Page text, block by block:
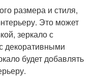
размера и стиля,
Это может
зеркало с
декоративными
будет добавлять